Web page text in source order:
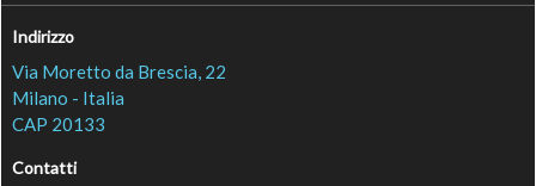
Indirizzo
Via Moretto da Brescia, 22
Milano - Italia
CAP 20133
Contatti